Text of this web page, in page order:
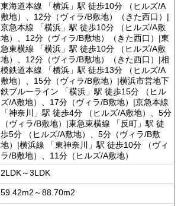
東海道本線 「横浜」駅 徒歩10分 （ヒルズ/A
敷地）、12分（ヴィラ/B敷地）（きた西口）|
京急本線 「横浜」駅 徒歩10分 （ヒルズ/A敷
地）、12分（ヴィラ/B敷地）（きた西口）|東
急東横線 「横浜」駅 徒歩10分 （ヒルズ/A敷
地）、12分（ヴィラ/B敷地）（きた西口）|相
模鉄道本線 「横浜」駅 徒歩13分 （ヒルズ/A
敷地）、15分（ヴィラ/B敷地）|横浜市営地下
鉄ブルーライン 「横浜」駅 徒歩15分 （ヒル
ズ/A敷地）、17分（ヴィラ/B敷地）|京急本線
「神奈川」駅 徒歩4分 （ヒルズ/A敷地）、5分
（ヴィラ/B敷地）|東急東横線 「反町」駅 徒
歩5分 （ヒルズ/A敷地）、5分（ヴィラ/B敷
地）|横浜線 「東神奈川」駅 徒歩10分 （ヴィ
ラ/B敷地）、11分（ヒルズ/A敷地）
2LDK～3LDK
59.42m2～88.70m2